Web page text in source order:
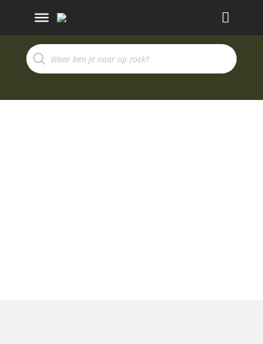
Termékek
keresése